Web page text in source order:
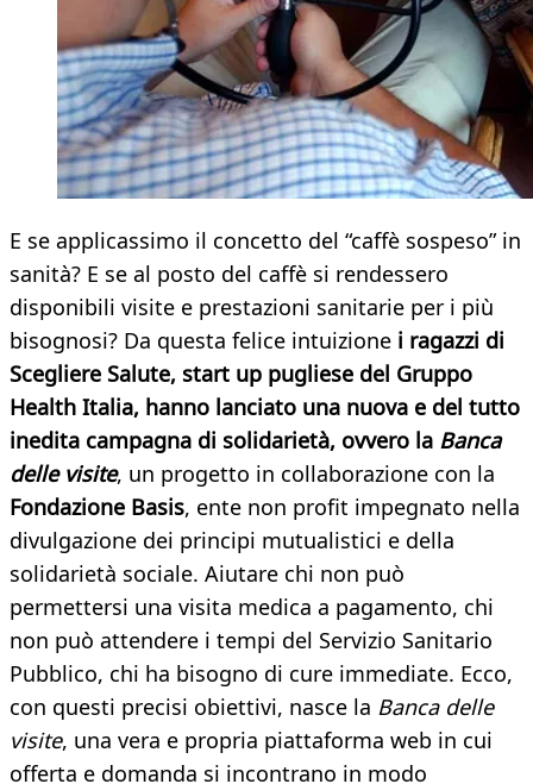
E se applicassimo il concetto del “caffè sospeso” in
sanità? E se al posto del caffè si rendessero
disponibili visite e prestazioni sanitarie per i più
bisognosi? Da questa felice intuizione i ragazzi di
Scegliere Salute, start up pugliese del Gruppo
Health Italia, hanno lanciato una nuova e del tutto
inedita campagna di solidarietà, ovvero la Banca
delle visite, un progetto in collaborazione con la
Fondazione Basis, ente non profit impegnato nella
divulgazione dei principi mutualistici e della
solidarietà sociale. Aiutare chi non può
permettersi una visita medica a pagamento, chi
non può attendere i tempi del Servizio Sanitario
Pubblico, chi ha bisogno di cure immediate. Ecco,
con questi precisi obiettivi, nasce la Banca delle
visite, una vera e propria piattaforma web in cui
offerta e domanda si incontrano in modo